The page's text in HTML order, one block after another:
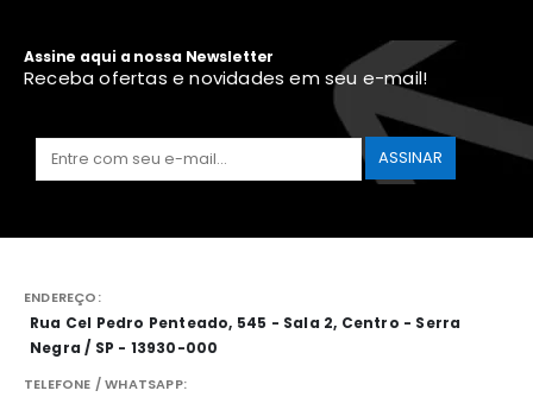
Assine aqui a nossa Newsletter
Receba ofertas e novidades em seu e-mail!
ENDEREÇO:
Rua Cel Pedro Penteado, 545 - Sala 2, Centro - Serra
Negra / SP - 13930-000
TELEFONE / WHATSAPP: